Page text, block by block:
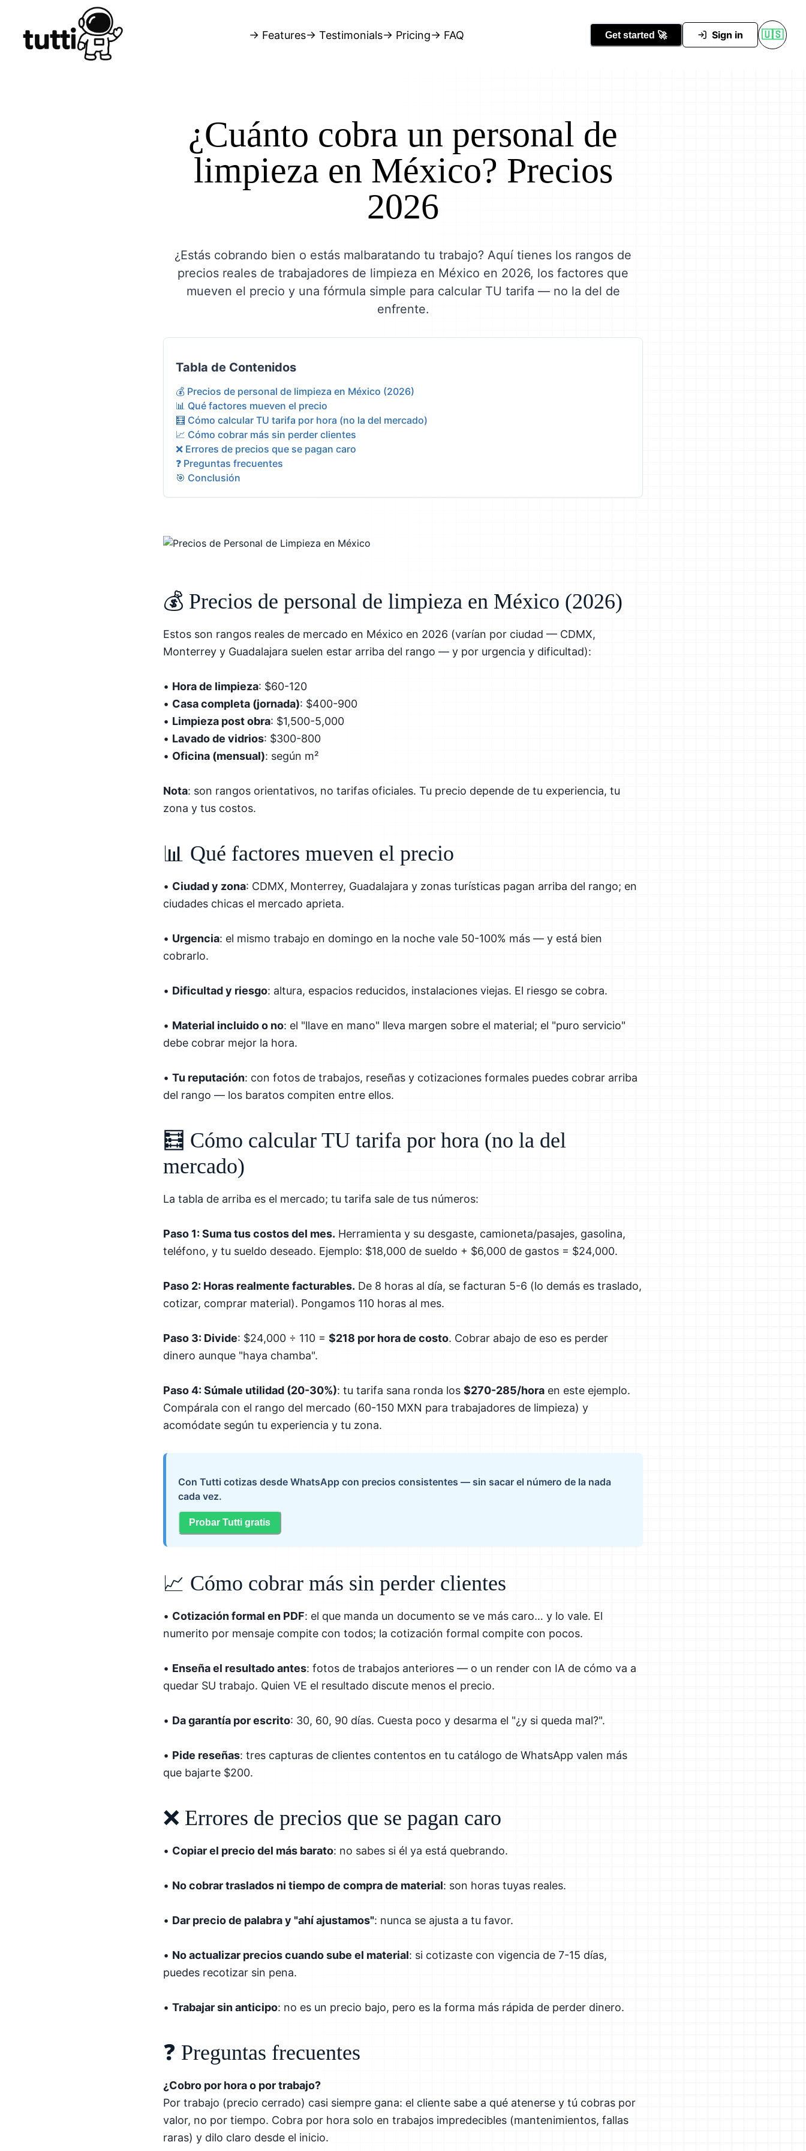
→ Features→ Testimonials→ Pricing→ FAQ Get started 🚀 Sign in 🇺🇸
Conocer Tutti
¿Cuánto cobra un personal de
limpieza en México? Precios
2026
¿Estás cobrando bien o estás malbaratando tu trabajo? Aquí tienes los rangos de
precios reales de trabajadores de limpieza en México en 2026, los factores que
mueven el precio y una fórmula simple para calcular TU tarifa — no la del de
enfrente.
Tabla de Contenidos
💰 Precios de personal de limpieza en México (2026)
📊 Qué factores mueven el precio
🧮 Cómo calcular TU tarifa por hora (no la del mercado)
📈 Cómo cobrar más sin perder clientes
❌ Errores de precios que se pagan caro
❓ Preguntas frecuentes
🎯 Conclusión
💰 Precios de personal de limpieza en México (2026)
Estos son rangos reales de mercado en México en 2026 (varían por ciudad — CDMX,
Monterrey y Guadalajara suelen estar arriba del rango — y por urgencia y dificultad):
• Hora de limpieza: $60-120
• Casa completa (jornada): $400-900
• Limpieza post obra: $1,500-5,000
• Lavado de vidrios: $300-800
• Oficina (mensual): según m²
Nota: son rangos orientativos, no tarifas oficiales. Tu precio depende de tu experiencia, tu
zona y tus costos.
📊 Qué factores mueven el precio
• Ciudad y zona: CDMX, Monterrey, Guadalajara y zonas turísticas pagan arriba del rango; en
ciudades chicas el mercado aprieta.
• Urgencia: el mismo trabajo en domingo en la noche vale 50-100% más — y está bien
cobrarlo.
• Dificultad y riesgo: altura, espacios reducidos, instalaciones viejas. El riesgo se cobra.
• Material incluido o no: el "llave en mano" lleva margen sobre el material; el "puro servicio"
debe cobrar mejor la hora.
• Tu reputación: con fotos de trabajos, reseñas y cotizaciones formales puedes cobrar arriba
del rango — los baratos compiten entre ellos.
🧮 Cómo calcular TU tarifa por hora (no la del
mercado)
La tabla de arriba es el mercado; tu tarifa sale de tus números:
Paso 1: Suma tus costos del mes. Herramienta y su desgaste, camioneta/pasajes, gasolina,
teléfono, y tu sueldo deseado. Ejemplo: $18,000 de sueldo + $6,000 de gastos = $24,000.
Paso 2: Horas realmente facturables. De 8 horas al día, se facturan 5-6 (lo demás es traslado,
cotizar, comprar material). Pongamos 110 horas al mes.
Paso 3: Divide: $24,000 ÷ 110 = $218 por hora de costo. Cobrar abajo de eso es perder
dinero aunque "haya chamba".
Paso 4: Súmale utilidad (20-30%): tu tarifa sana ronda los $270-285/hora en este ejemplo.
Compárala con el rango del mercado (60-150 MXN para trabajadores de limpieza) y
acomódate según tu experiencia y tu zona.
Con Tutti cotizas desde WhatsApp con precios consistentes — sin sacar el número de la nada
cada vez.
Probar Tutti gratis
📈 Cómo cobrar más sin perder clientes
• Cotización formal en PDF: el que manda un documento se ve más caro… y lo vale. El
numerito por mensaje compite con todos; la cotización formal compite con pocos.
• Enseña el resultado antes: fotos de trabajos anteriores — o un render con IA de cómo va a
quedar SU trabajo. Quien VE el resultado discute menos el precio.
• Da garantía por escrito: 30, 60, 90 días. Cuesta poco y desarma el "¿y si queda mal?".
• Pide reseñas: tres capturas de clientes contentos en tu catálogo de WhatsApp valen más
que bajarte $200.
❌ Errores de precios que se pagan caro
• Copiar el precio del más barato: no sabes si él ya está quebrando.
• No cobrar traslados ni tiempo de compra de material: son horas tuyas reales.
• Dar precio de palabra y "ahí ajustamos": nunca se ajusta a tu favor.
• No actualizar precios cuando sube el material: si cotizaste con vigencia de 7-15 días,
puedes recotizar sin pena.
• Trabajar sin anticipo: no es un precio bajo, pero es la forma más rápida de perder dinero.
❓ Preguntas frecuentes
¿Cobro por hora o por trabajo?
Por trabajo (precio cerrado) casi siempre gana: el cliente sabe a qué atenerse y tú cobras por
valor, no por tiempo. Cobra por hora solo en trabajos impredecibles (mantenimientos, fallas
raras) y dilo claro desde el inicio.